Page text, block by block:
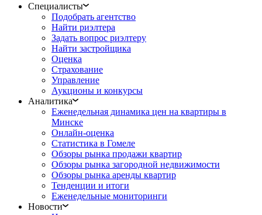
Специалисты
Подобрать агентство
Найти риэлтера
Задать вопрос риэлтеру
Найти застройщика
Оценка
Страхование
Управление
Аукционы и конкурсы
Аналитика
Еженедельная динамика цен на квартиры в
Минске
Онлайн-оценка
Статистика в Гомеле
Обзоры рынка продажи квартир
Обзоры рынка загородной недвижимости
Обзоры рынка аренды квартир
Тенденции и итоги
Еженедельные мониторинги
Новости